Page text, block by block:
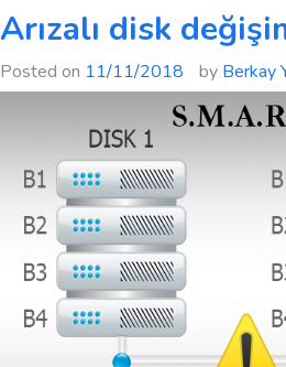
Arızalı disk
Posted on 11/11/2018 by Berkay